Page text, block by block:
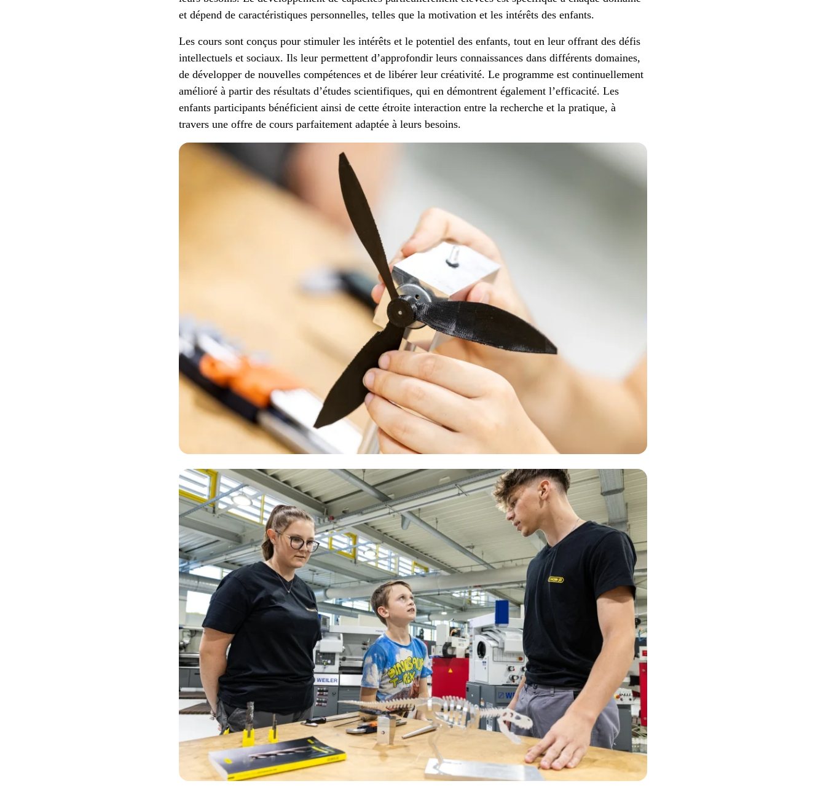
et dépend de caractéristiques personnelles, telles que la motivation et les intérêts des enfants.
Les cours sont conçus pour stimuler les intérêts et le potentiel des enfants, tout en leur offrant des défis
intellectuels et sociaux. Ils leur permettent d’approfondir leurs connaissances dans différents domaines,
de développer de nouvelles compétences et de libérer leur créativité. Le programme est continuellement
amélioré à partir des résultats d’études scientifiques, qui en démontrent également l’efficacité. Les
enfants participants bénéficient ainsi de cette étroite interaction entre la recherche et la pratique, à
travers une offre de cours parfaitement adaptée à leurs besoins.